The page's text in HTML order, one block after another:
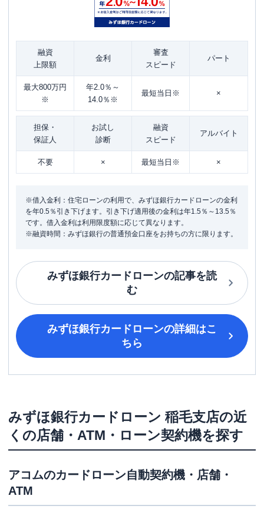
融資
上限額
金利
審査
スピード
パート
最大800万円
※
年2.0％～
14.0％※
最短当日※ ×
担保・
保証人
お試し
診断
融資
スピード
アルバイト
不要 × 最短当日※ ×
※借入金利：住宅ローンの利用で、みずほ銀行カードローンの金利
を年0.5％引き下げます。引き下げ適用後の金利は年1.5％～13.5％
です。借入金利は利用限度額に応じて異なります。
※融資時間：みずほ銀行の普通預金口座をお持ちの方に限ります。
みずほ銀行カードローンの記事を読
む
みずほ銀行カードローンの詳細はこ
ちら
みずほ銀行カードローン 稲毛支店の近
くの店舗・ATM・ローン契約機を探す
アコムのカードローン自動契約機・店舗・
ATM